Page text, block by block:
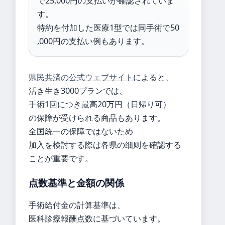
す。
特約を付加した医療1型では同手術で50
,000円の支払い例もあります。
県民共済の公式ウェブサイト によると、
活き生き3000プランでは、
手術1回につき最高20万円（日帰り可）
の保障が受けられる商品もあります。
全国統一の保障ではないため
加入を検討する際は各県の细则を確認する
ことが重要です。
点数基準と金額の関係
手術給付金の計算基準は、
医科診療報酬点数に基づいています。